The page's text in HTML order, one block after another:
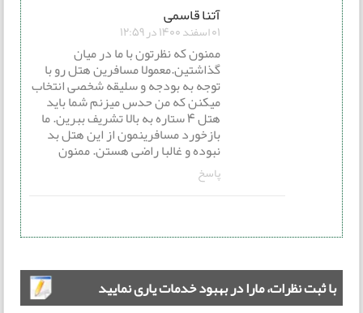
آتنا قاسمی
01 اسفند 1400 در 12:59
ممنون که نظرتون با ما در میان
گذاشتین.معمولا مسافرین هتل رو با
توجه به بودجه و سلیقه شخصی انتخاب
میکنن که من حدس میزنم شما باید
هتل 4 ستاره به بالا تشریف ببرین. ما
بازخورد مسافرینمون از این هتل بد
نبوده و غالبا راضی هستن. ممنون
پاسخ
با ثبت نظرات، مارا در بهبود خدمات یاری نمایید